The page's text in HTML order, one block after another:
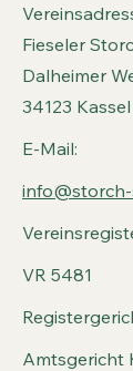
Fieseler
Dalheimer
34123 Kassel
E-Mail:
​VR 5481
Amtsgericht